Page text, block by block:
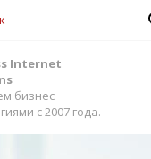
Internet
бизнес
с 2007 года.